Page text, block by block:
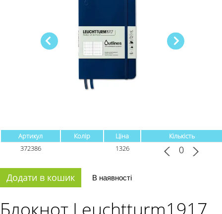
Артикул Колір Ціна
Кількість
372386
1326
Додати в кошик В наявності